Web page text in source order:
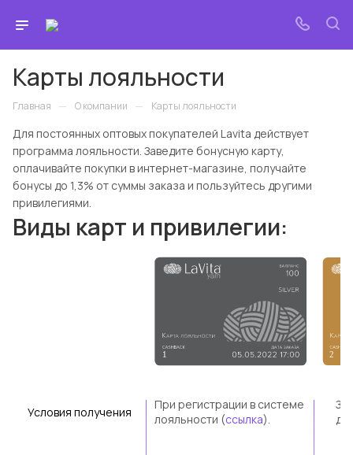
Карты лояльности
Главная — О компании — Карты лояльности
Для постоянных оптовых покупателей Lavita действует
программа лояльности. Заведите бонусную карту,
оплачивайте покупки в интернет-магазине, получайте
бонусы до 1,3% от суммы заказа и пользуйтесь другими
привилегиями.
Виды карт и привилегии:
Условия получения
При регистрации в системе
лояльности (ссылка).
За
до